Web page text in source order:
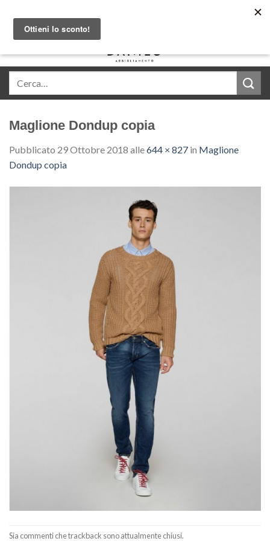
content
Maglione Dondup copia
Pubblicato 29 Ottobre 2018 alle644 × 827 in Maglione
Dondup copia
Sia commenti che trackback sono attualmente chiusi.